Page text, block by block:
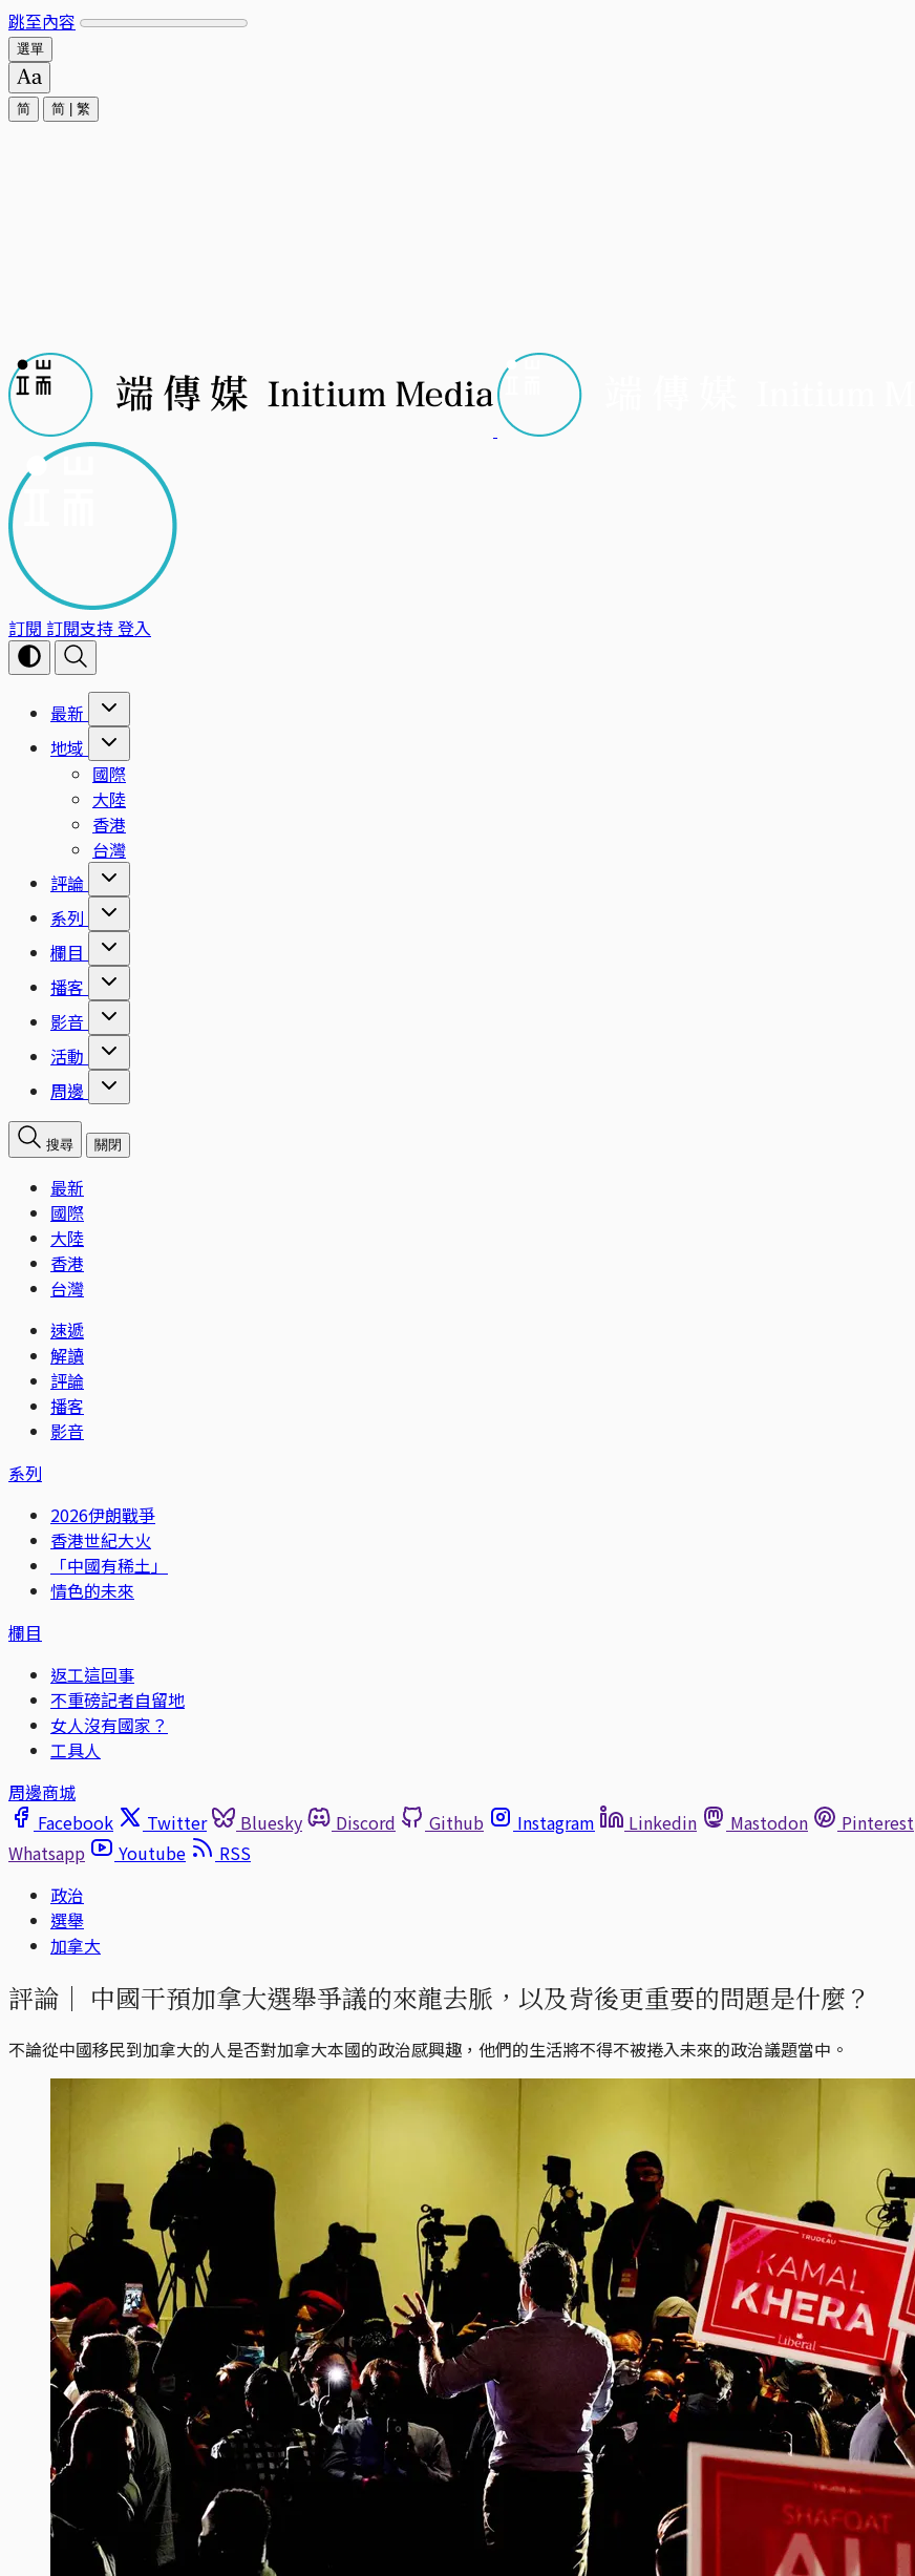
跳至內容
選單
简 简 繁
訂閱 訂閱支持登入
最新
地域
國際
大陸
香港
台灣
評論
系列
欄目
播客
影音
活動
周邊
搜尋 關閉
最新
國際
大陸
香港
台灣
速遞
解讀
評論
播客
影音
系列
2026伊朗戰爭
香港世紀大火
「中國有稀土」
情色的未來
欄目
返工這回事
不重磅記者自留地
女人沒有國家？
工具人
周邊商城
Facebook
Twitter Bluesky Discord Github Instagram Linkedin Mastodon Pinterest
Whatsapp
Youtube
RSS
政治
選舉
加拿大
評論｜ 中國干預加拿大選舉爭議的來龍去脈，以及背後更重要的問題是什麼？
不論從中國移民到加拿大的人是否對加拿大本國的政治感興趣，他們的生活將不得不被捲入未來的政治議題當中。